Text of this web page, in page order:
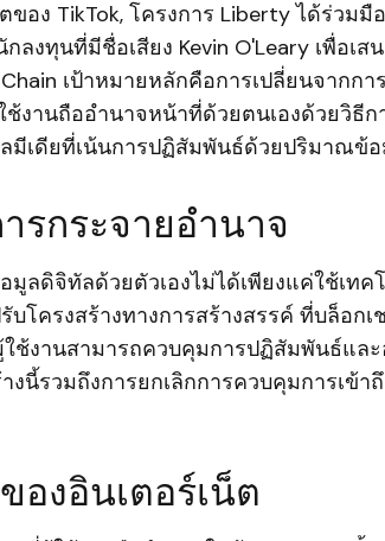
อง TikTok, โครงการ Liberty ได้ร่วมมื
ลงทุนที่มีชื่อเสียง Kevin O'Leary เพื่อเส
เป้าหมายหลักคือการเปลี่ยนจากก
งานถืออำนาจหน้าที่ด้วยตนเองด้วยวิธีก
มีเดียที่เน้นการปฏิสัมพันธ์ด้วยปริมาณข้
รกระจายอำนาจ
ลดิจิทัลด้วยตัวเองไม่ได้เพียงแค่ใช้เทค
โครงสร้างทางการสร้างสรรค์ ที่บล็อกเ
ช้งานสามารถควบคุมการปฏิสัมพันธ์แล
งนี้รวมถึงการยกเลิกการควบคุมการเข้า
องอินเตอร์เน็ต